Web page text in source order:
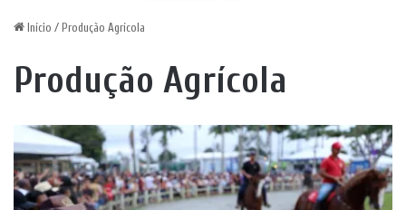
Início / Produção Agrícola
Produção Agrícola